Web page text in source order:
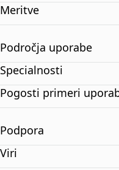
Meritve
Področja uporabe
Specialnosti
Pogosti primeri
Podpora
Viri